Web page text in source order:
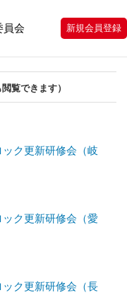
員会 新規会員登録
覧できます）
ク更新研修会（岐
ク更新研修会（愛
ク更新研修会（長